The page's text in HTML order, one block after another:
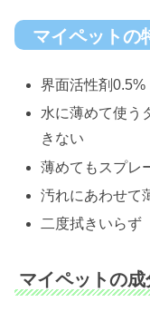
マイペットの
界面活性剤0.5%
水に薄めて使う
きない
薄めてもスプレ
汚れにあわせて
二度拭きいらず
マイペットの成